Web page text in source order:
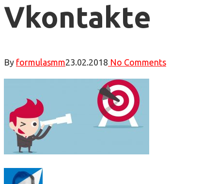
Vkontakte
By formulasmm23.02.2018 No Comments